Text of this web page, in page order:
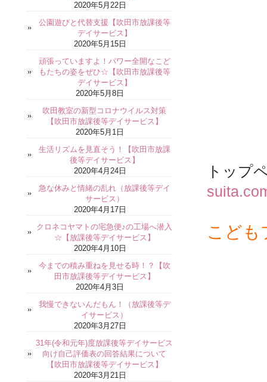
トップ
こども
2020年5月22日
公園遊びと代替支援【吹田市放課後等
デイサービス】
2020年5月15日
頑張っていますよ！パワー全開なこど
もたちの姿をぜひ☆【吹田市放課後等
デイサービス】
2020年5月8日
吹田教室の新型コロナウイルス対策
【吹田市放課後等デイサービス】
2020年5月1日
生活リズムを見直そう！【吹田市放課
後等デイサービス】
2020年4月24日
急な休みと情緒の乱れ（放課後等デイ
サービス）
2020年4月17日
クロネコヤマトの宅急便♪の工場へ潜入
☆【放課後等デイサービス】
2020年4月10日
今までの積み重ねを見せる時！？【吹
田市放課後等デイサービス】
2020年4月3日
我慢できないんだもん！（放課後等デ
イサービス）
2020年3月27日
31年(令和元年)度放課後等デイサービス
向け自己評価表の回答結果について
【吹田市放課後等デイサービス】
2020年3月21日